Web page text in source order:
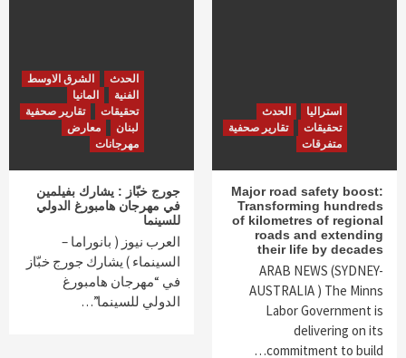
استراليا
الحدث
تحقيقات
تقارير صحفية
متفرقات
Major road safety boost:
Transforming hundreds
of kilometres of regional
roads and extending
their life by decades
ARAB NEWS (SYDNEY-
AUSTRALIA ) The Minns
Labor Government is
delivering on its
commitment to build…
الحدث
الشرق الاوسط
الفنية
المانيا
تحقيقات
تقارير صحفية
لبنان
معارض
مهرجانات
جورج خبّاز : يشارك بفيلمين
في مهرجان هامبورغ الدولي
للسينما
العرب نيوز ( بانوراما –
السينماء ) يشارك جورج خبّاز
في “مهرجان هامبورغ
الدولي للسينما”…